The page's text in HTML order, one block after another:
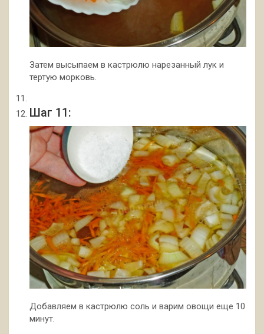
Затем высыпаем в кастрюлю нарезанный лук и
тертую морковь.
Шаг 11:
Добавляем в кастрюлю соль и варим овощи еще 10
минут.